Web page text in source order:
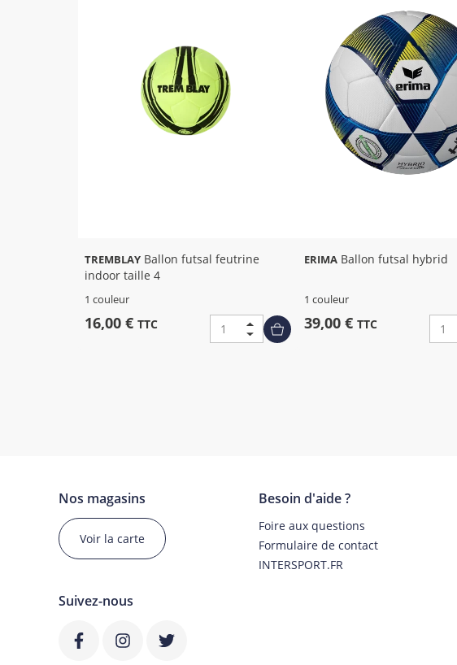
TREMBLAY
indoor taille 4
1 couleur
16,00 € TTC
ERIMA Ballon futsal hybrid
1 couleur
39,00 € TTC
Nos magasins
Voir la carte
Suivez-nous
Besoin d'aide ?
Foire aux questions
Formulaire de contact
INTERSPORT.FR